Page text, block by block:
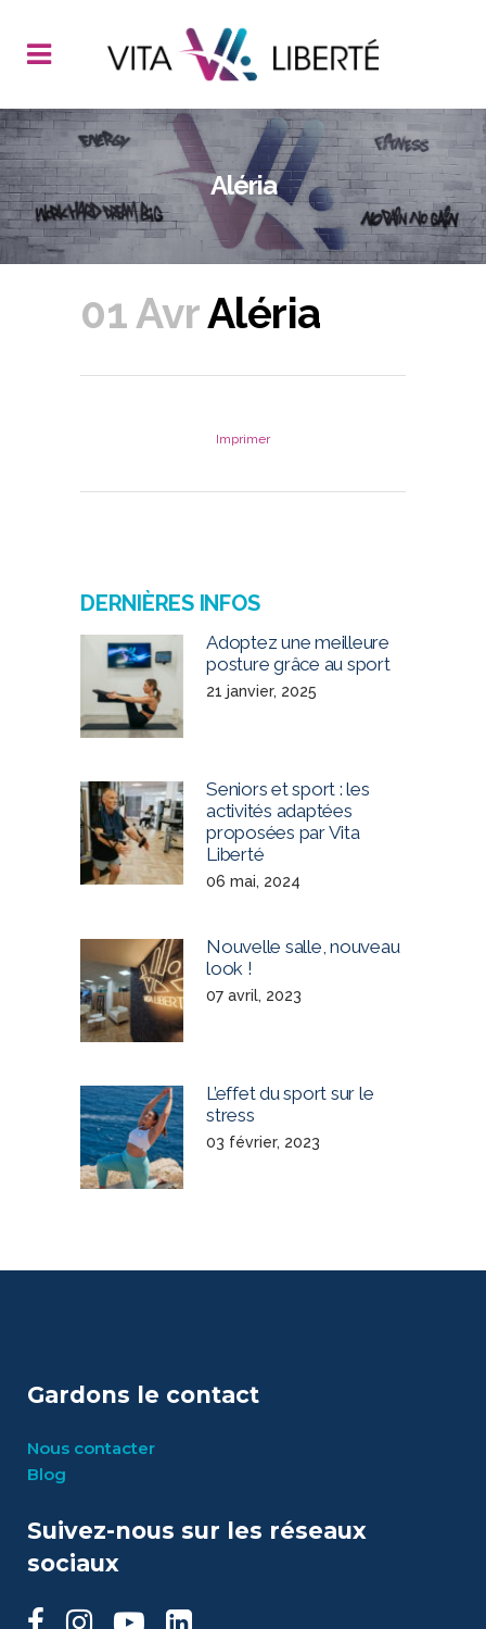
Aléria
01 AvrAléria
Imprimer
DERNIÈRES INFOS
Adoptez une meilleure
posture grâce au sport
21 janvier, 2025
Seniors et sport : les
activités adaptées
proposées par Vita
Liberté
06 mai, 2024
Nouvelle salle, nouveau
look !
07 avril, 2023
L’effet du sport sur le
stress
03 février, 2023
Gardons le contact
Nous contacter
Blog
Suivez-nous sur les réseaux
sociaux